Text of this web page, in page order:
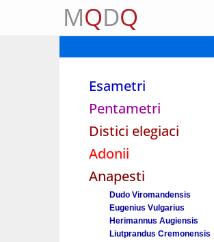
MQDQ
Esametri
Pentametri
Distici elegiaci
Adonii
Anapesti
Dudo Viromandensis
Eugenius Vulgarius
Herimannus Augiensis
Liutprandus Cremonensis